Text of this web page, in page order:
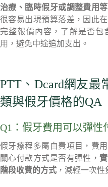
治療、臨時假牙或調整費用
很容易出現預算落差，因此
完整報價內容，了解是否包
用，避免中途追加支出。
PTT、Dcard網友最
類與假牙價格的QA
Q1：假牙費用可以彈性
假牙療程多屬自費項目，費
關心付款方式是否有彈性，
階段收費的方式 ，減輕一次性